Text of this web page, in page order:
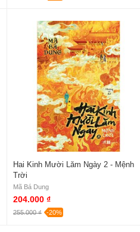
Hai Kinh Mười Lăm Ngày 2 - Mệnh
Trời
Mã Bá Dung
204.000 ₫
255.000 ₫ -20%